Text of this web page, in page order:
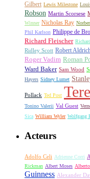
Gilbert Lewis Milestone
Robson Martin Scorsese
Winner Nicholas Ray
Phil Karlson Philippe de
Richard Fleischer
Ridley Scott Robert
Roger Vadim Roman
Ward Baker Sam Wood
Hayers Sidney Lumet
Pollack Ted Post
Tonino Valerii Val Guest
Sica William Wyler Wolfgang
Acteurs
Adolfo Celi Adrienne Corri
Rickman Albert Moses
Guinness Alexander